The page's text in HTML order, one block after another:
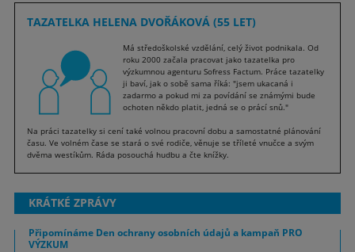
TAZATELKA HELENA DVOŘÁKOVÁ (55 LET)
Má středoškolské vzdělání, celý život podnikala. Od
roku 2000 začala pracovat jako tazatelka pro
výzkumnou agenturu Sofress Factum. Práce tazatelky
ji baví, jak o sobě sama říká: "jsem ukacaná i
zadarmo a pokud mi za povídání se známými bude
ochoten někdo platit, jedná se o prácí snů."
Na práci tazatelky si cení také volnou pracovní dobu a samostatné plánování
času. Ve volném čase se stará o své rodiče, věnuje se tříleté vnučce a svým
dvěma westíkům. Ráda posouchá hudbu a čte knížky.
KRÁTKÉ ZPRÁVY
Připomínáme Den ochrany osobních údajů a kampaň PRO
VÝZKUM